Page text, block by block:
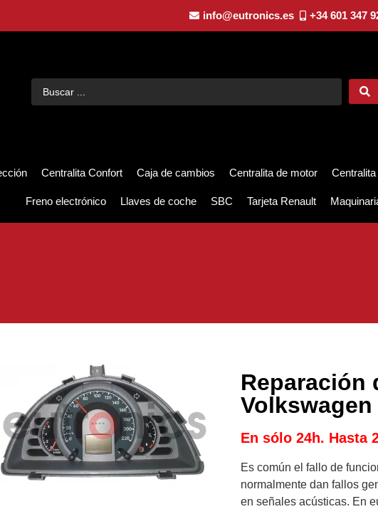
info@eutronics.es +34 601 347
Centralita Confort Caja de cambios Centralita de motor
Freno electrónico Llaves de coche SBC Tarjeta Renault
Reparación
Volkswagen
En sólo 24h. Hasta
Es común el fallo de
normalmente dan fallos
en señales acústicas. En